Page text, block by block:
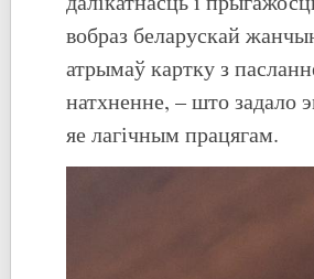
вобраз беларускай
атрымаў картку з
натхненне, – што задало
яе лагічным працягам.